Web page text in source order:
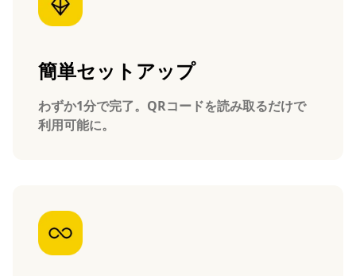
簡単セットアップ
わずか1分で完了。QRコードを読み取るだけで
利用可能に。